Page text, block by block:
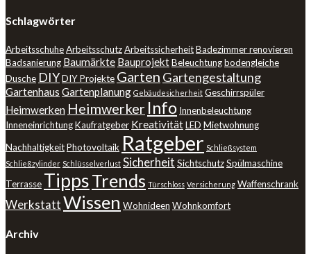
Schlagwörter
ArbeitsschuheArbeitsschutzArbeitssicherheitBadezimmer renovieren
Badsanierung Baumärkte BauprojektBeleuchtungbodengleiche
Dusche DIYDIY Projekte Garten Gartengestaltung
Gartenhaus Gartenplanung Gebäudesicherheit Geschirrspüler
Heimwerken Heimwerker Info Innenbeleuchtung
InneneinrichtungKaufratgeber KreativitätLED Mietwohnung
NachhaltigkeitPhotovoltaik Ratgeber Schließsystem
Schließzylinder Schlüsselverlust Sicherheit SichtschutzSpülmaschine
Terrasse TippsTrends Türschloss Versicherung Waffenschrank
WerkstattWissen Wohnideen Wohnkomfort
Archiv